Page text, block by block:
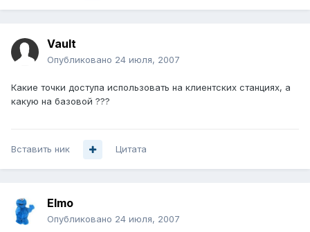
Vault
Опубликовано 24 июля, 2007
Какие точки доступа использовать на клиентских станциях, а
какую на базовой ???
Вставить ник Цитата
Elmo
Опубликовано 24 июля, 2007